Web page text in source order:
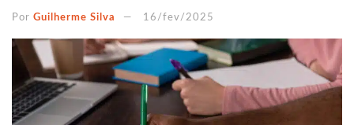
Por Guilherme Silva 16/fev/2025